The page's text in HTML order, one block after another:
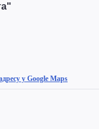
у Google Maps